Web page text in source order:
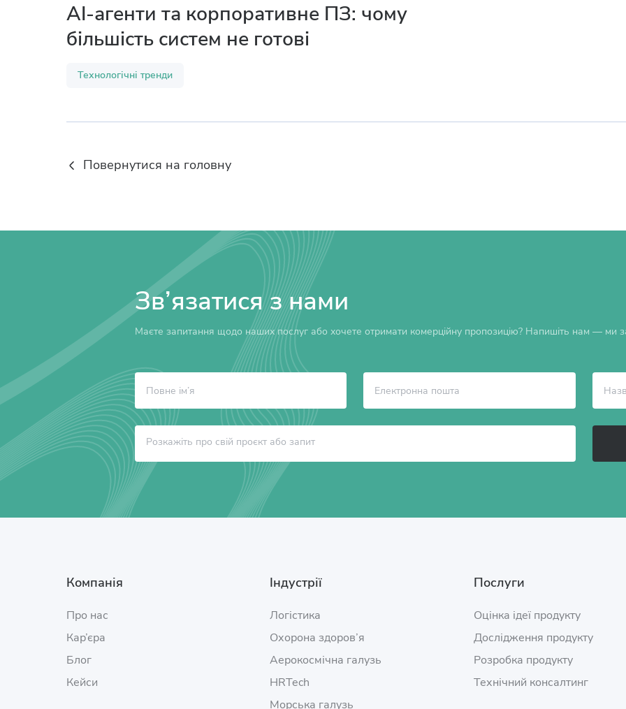
AI-агенти та корпоративне ПЗ: чому
більшість систем не готові
Технологічні тренди
Повернутися на головну
Зв’язатися з нами
Маєте запитання щодо наших послуг або хочете отримати комерційну пропозицію? Напишіть нам — ми
Компанія
Про нас
Кар’єра
Блог
Кейси
Індустрії
Логістика
Охорона здоров’я
Аерокосмічна галузь
HRTech
Морська галузь
Послуги
Оцінка ідеї продукту
Дослідження продукту
Розробка продукту
Технічний консалтинг